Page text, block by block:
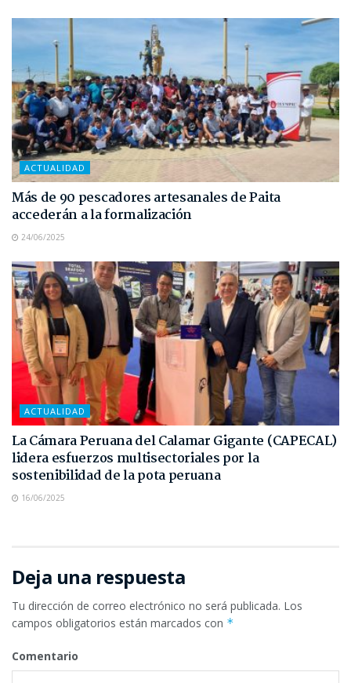
ACTUALIDAD
Más de 90 pescadores artesanales de Paita
accederán a la formalización
24/06/2025
ACTUALIDAD
La Cámara Peruana del Calamar Gigante (CAPECAL)
lidera esfuerzos multisectoriales por la
sostenibilidad de la pota peruana
16/06/2025
Deja una respuesta
Tu dirección de correo electrónico no será publicada. Los
campos obligatorios están marcados con *
Comentario